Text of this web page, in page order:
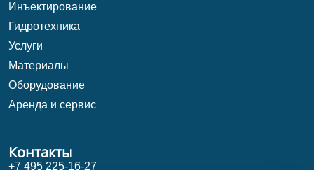
Инъектирование
Гидротехника
Услуги
Материалы
Оборудование
Аренда и сервис
Контакты
+7 495 225-16-27